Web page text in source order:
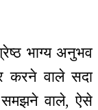
भाग्य अनुभव
करने वाले सदा
समझने वाले, ऐसे